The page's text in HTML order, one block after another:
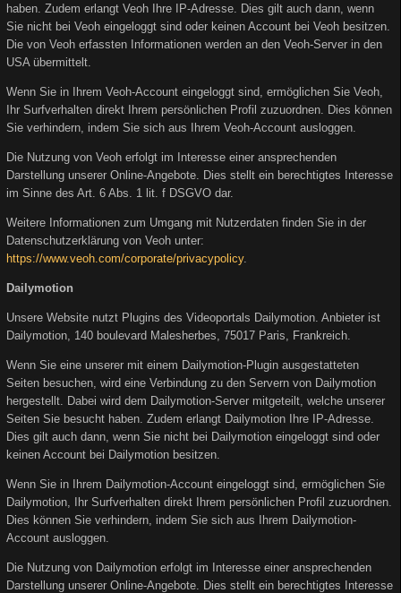
haben. Zudem erlangt Veoh Ihre IP-Adresse. Dies gilt auch dann, wenn
Sie nicht bei Veoh eingeloggt sind oder keinen Account bei Veoh besitzen.
Die von Veoh erfassten Informationen werden an den Veoh-Server in den
USA übermittelt.
Wenn Sie in Ihrem Veoh-Account eingeloggt sind, ermöglichen Sie Veoh,
Ihr Surfverhalten direkt Ihrem persönlichen Profil zuzuordnen. Dies können
Sie verhindern, indem Sie sich aus Ihrem Veoh-Account ausloggen.
Die Nutzung von Veoh erfolgt im Interesse einer ansprechenden
Darstellung unserer Online-Angebote. Dies stellt ein berechtigtes Interesse
im Sinne des Art. 6 Abs. 1 lit. f DSGVO dar.
Weitere Informationen zum Umgang mit Nutzerdaten finden Sie in der
Datenschutzerklärung von Veoh unter:
https://www.veoh.com/corporate/privacypolicy.
Dailymotion
Unsere Website nutzt Plugins des Videoportals Dailymotion. Anbieter ist
Dailymotion, 140 boulevard Malesherbes, 75017 Paris, Frankreich.
Wenn Sie eine unserer mit einem Dailymotion-Plugin ausgestatteten
Seiten besuchen, wird eine Verbindung zu den Servern von Dailymotion
hergestellt. Dabei wird dem Dailymotion-Server mitgeteilt, welche unserer
Seiten Sie besucht haben. Zudem erlangt Dailymotion Ihre IP-Adresse.
Dies gilt auch dann, wenn Sie nicht bei Dailymotion eingeloggt sind oder
keinen Account bei Dailymotion besitzen.
Wenn Sie in Ihrem Dailymotion-Account eingeloggt sind, ermöglichen Sie
Dailymotion, Ihr Surfverhalten direkt Ihrem persönlichen Profil zuzuordnen.
Dies können Sie verhindern, indem Sie sich aus Ihrem Dailymotion-
Account ausloggen.
Die Nutzung von Dailymotion erfolgt im Interesse einer ansprechenden
Darstellung unserer Online-Angebote. Dies stellt ein berechtigtes Interesse